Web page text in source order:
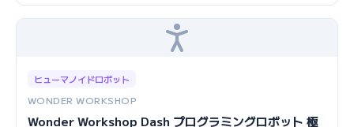
ヒューマノイドロボット
WONDER WORKSHOP
Wonder Workshop Dash プログラミングロボット 極